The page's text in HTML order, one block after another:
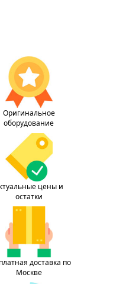
Оригинальное
оборудование
цены и
остатки
доставка по
Москве